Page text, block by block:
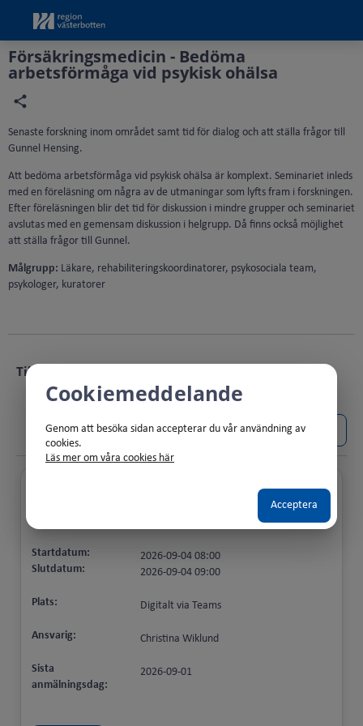
Portal
Försäkringsmedicin - Bedöma
arbetsförmåga vid psykisk ohälsa
Senaste forskning inom området samt tid för dialog och att ställa frågor till
Gunnel Hensing.
Att bedöma arbetsförmåga vid psykisk ohälsa är komplext. Seminariet inleds
med en föreläsning om några av de utmaningar som lyfts fram i forskningen.
Efter föreläsningen blir det tid för diskussion i mindre grupper och seminariet
avslutas med en gemensam diskussion i helgrupp. Då finns också möjlighet
att ställa frågor till Gunnel.
Målgrupp: Läkare, rehabiliteringskoordinatorer, psykosociala team,
psykologer, kuratorer
Tillfällen
Börjar efter: Slutar före:
Bedöma arbetsförmåga vid psykisk
Startdatum:
Slutdatum:
2026-09-04 08:00
2026-09-04 09:00
Plats: Digitalt via Teams
Ansvarig: Christina Wiklund
Sista
anmälningsdag:
2026-09-01
Cookiemeddelande
Genom att besöka sidan accepterar du vår användning av
cookies.
Läs mer om våra cookies här
Acceptera